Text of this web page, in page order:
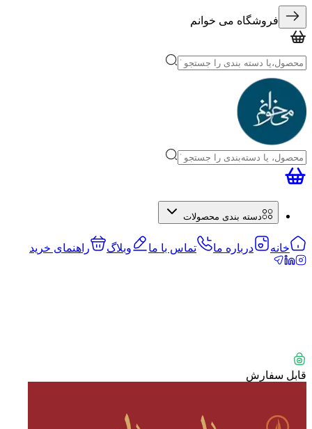
فروشگاه می خوانم
دسته بندی محصولات
خانه درباره ما تماس با ما وبلاگ راهنمای خرید
قابل سفارش